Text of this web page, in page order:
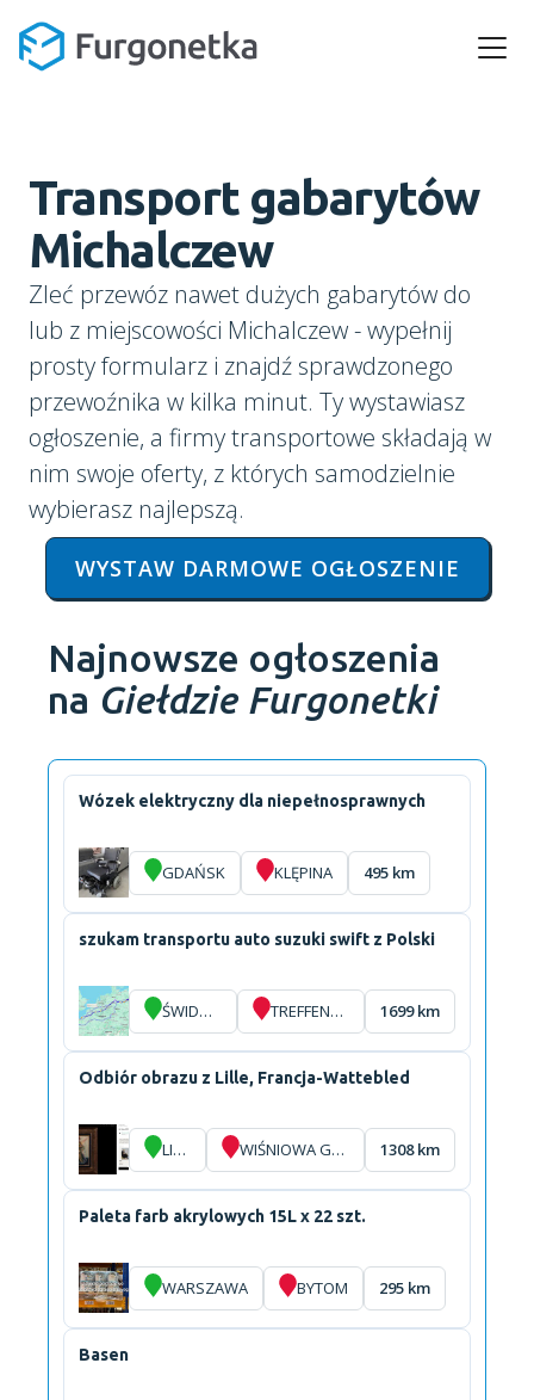
Transport gabarytów
Michalczew
Zleć przewóz nawet dużych gabarytów do
lub z miejscowości Michalczew - wypełnij
prosty formularz i znajdź sprawdzonego
przewoźnika w kilka minut. Ty wystawiasz
ogłoszenie, a firmy transportowe składają w
nim swoje oferty, z których samodzielnie
wybierasz najlepszą.
WYSTAW DARMOWE OGŁOSZENIE
Najnowsze ogłoszenia
na Giełdzie Furgonetki
Wózek elektryczny dla niepełnosprawnych
GDAŃSK KLĘPINA 495 km
szukam transportu auto suzuki swift z Polski
ŚWIDWIN TREFFENDEL 1699 km
Odbiór obrazu z Lille, Francja-Wattebled
LILLE WIŚNIOWA GÓRA 1308 km
Paleta farb akrylowych 15L x 22 szt.
WARSZAWA BYTOM 295 km
Basen